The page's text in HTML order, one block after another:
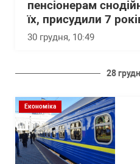
пенсіонерам
їх, присудили 7
30 грудня, 10:49
28
Економіка